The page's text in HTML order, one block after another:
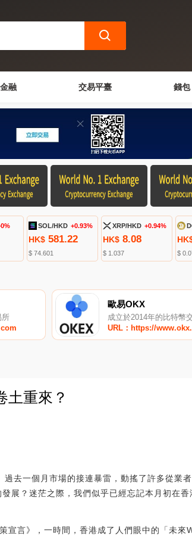
金融 交易平臺 錢包
SOL/HKD +0.93%
HK$ 581.22
$ 74.601
XRP/HKD +0.94%
HK$ 8.08
$ 1.037 $
所
歐易OKX
成立於2014年的比特幣
URL：https://
土重來？
去一個月市場的接連暴雷，動搖了許多從業者
展？迷茫之際，我們似乎已經忘記本月初在香
宣言》，一時間，香港成了人們眼中的「未來